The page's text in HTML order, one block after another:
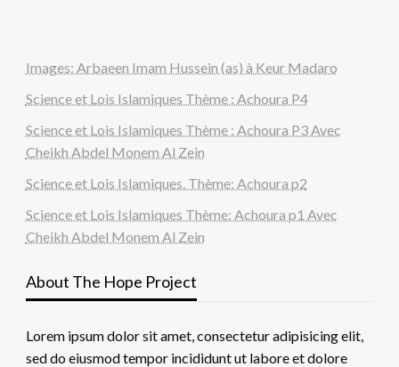
Images: Arbaeen Imam Hussein (as) à Keur Madaro
Science et Lois Islamiques Thème : Achoura P4
Science et Lois Islamiques Thème : Achoura P3 Avec
Cheikh Abdel Monem Al Zein
Science et Lois Islamiques. Thème: Achoura p2
Science et Lois Islamiques Thème: Achoura p1 Avec
Cheikh Abdel Monem Al Zein
About The Hope Project
Lorem ipsum dolor sit amet, consectetur adipisicing elit,
sed do eiusmod tempor incididunt ut labore et dolore